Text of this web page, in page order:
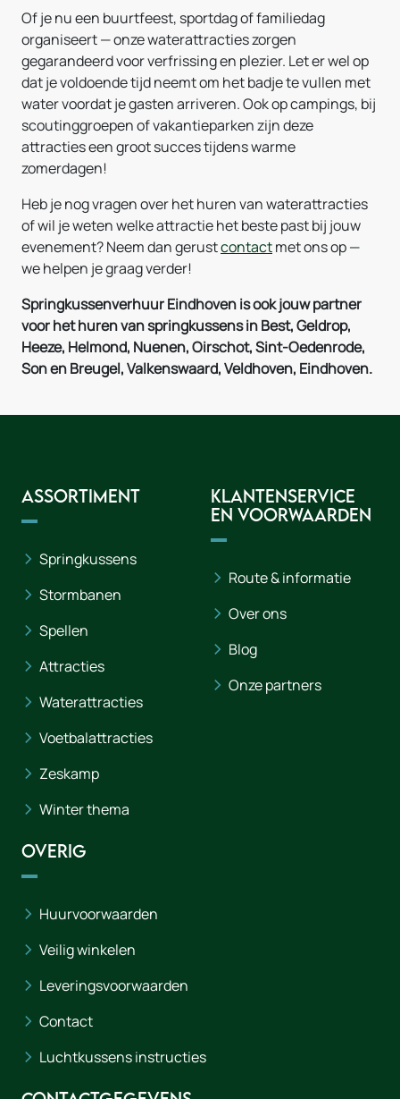
Of je nu een buurtfeest, sportdag of familiedag
organiseert — onze waterattracties zorgen
gegarandeerd voor verfrissing en plezier. Let er wel op
dat je voldoende tijd neemt om het badje te vullen met
water voordat je gasten arriveren. Ook op campings, bij
scoutinggroepen of vakantieparken zijn deze
attracties een groot succes tijdens warme
zomerdagen!
Heb je nog vragen over het huren van waterattracties
of wil je weten welke attractie het beste past bij jouw
evenement? Neem dan gerustcontactmet ons op —
we helpen je graag verder!
Springkussenverhuur Eindhoven is ook jouw partner
voor het huren van springkussens in Best, Geldrop,
Heeze, Helmond, Nuenen, Oirschot, Sint-Oedenrode,
Son en Breugel, Valkenswaard, Veldhoven, Eindhoven.
Assortiment
Springkussens
Stormbanen
Spellen
Attracties
Waterattracties
Voetbalattracties
Zeskamp
Winter thema
Klantenservice
en voorwaarden
Route & informatie
Over ons
Blog
Onze partners
Overig
Huurvoorwaarden
Veilig winkelen
Leveringsvoorwaarden
Contact
Luchtkussens instructies